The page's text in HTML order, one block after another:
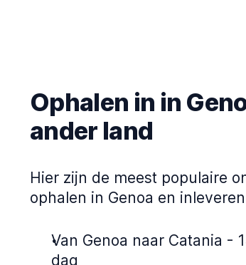
Ophalen in in
ander land
Hier zijn de meest populaire
ophalen in Genoa en
Van Genoa naar Catania -
dag